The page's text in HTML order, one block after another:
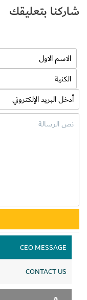
شاركنا بتعليقك
CEO MESSAGE
CONTACT US